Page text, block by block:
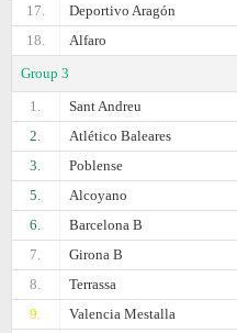
17.
Deportivo Aragón
18.
Alfaro
Group 3
1.
Sant Andreu
2.
Atlético Baleares
3.
Poblense
5.
Alcoyano
6.
Barcelona B
7.
Girona B
8.
Terrassa
9.
Valencia Mestalla